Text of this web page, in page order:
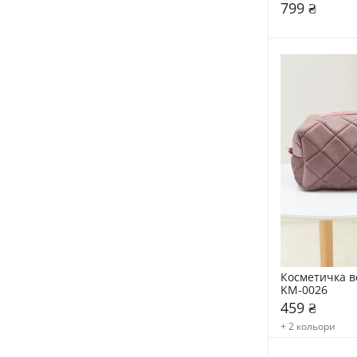
799 ₴
Косметичка
KM-0026
459 ₴
+ 2 кольори